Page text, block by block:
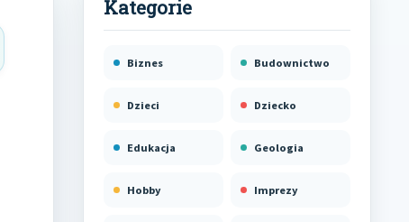
Biznes Budownictwo
Dzieci Dziecko
Edukacja Geologia
Hobby Imprezy